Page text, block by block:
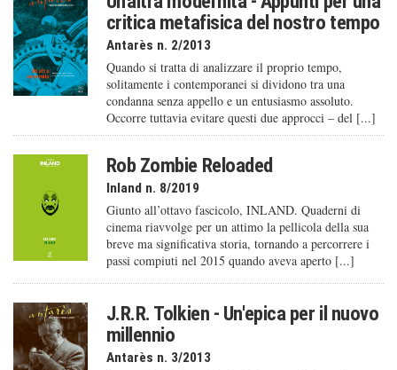
critica metafisica del nostro tempo
Antarès n. 2/2013
Quando si tratta di analizzare il proprio tempo,
solitamente i contemporanei si dividono tra una
condanna senza appello e un entusiasmo assoluto.
Occorre tuttavia evitare questi due approcci – del [...]
Rob Zombie Reloaded
Inland n. 8/2019
Giunto all’ottavo fascicolo, INLAND. Quaderni di
cinema riavvolge per un attimo la pellicola della sua
breve ma significativa storia, tornando a percorrere i
passi compiuti nel 2015 quando aveva aperto [...]
J.R.R. Tolkien - Un'epica per il nuovo
millennio
Antarès n. 3/2013